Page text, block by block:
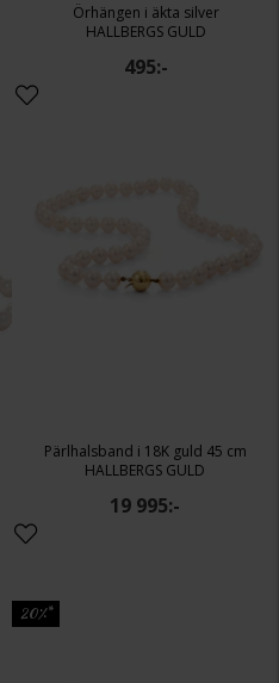
Örhängen i äkta silver
HALLBERGS GULD
495:-
Pärlhalsband i 18K guld 45 cm
HALLBERGS GULD
19 995:-
20%*